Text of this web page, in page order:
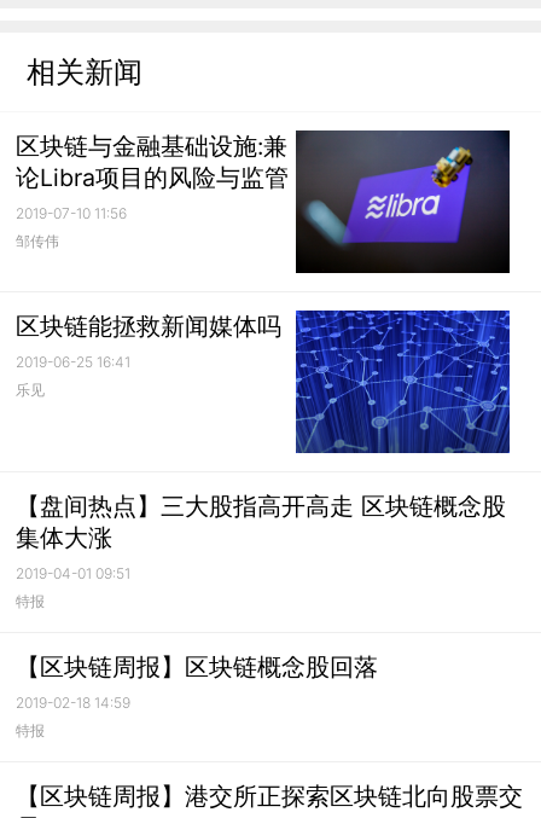
相关新闻
区块链与金融基础设施:兼
论Libra项目的风险与监管
2019-07-10 11:56
邹传伟
区块链能拯救新闻媒体吗
2019-06-25 16:41
乐见
【盘间热点】三大股指高开高走 区块链概念股
集体大涨
2019-04-01 09:51
特报
【区块链周报】区块链概念股回落
2019-02-18 14:59
特报
【区块链周报】港交所正探索区块链北向股票交